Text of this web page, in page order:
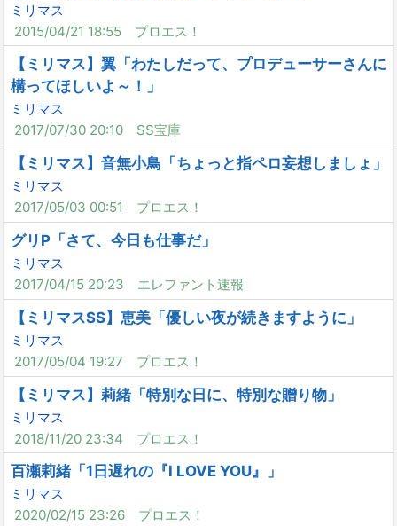
ミリマス
2015/04/21 18:55
プロエス！
【ミリマス】翼「わたしだって、プロデューサーさんに
構ってほしいよ～！」
ミリマス
2017/07/30 20:10
SS宝庫
【ミリマス】音無小鳥「ちょっと指ペロ妄想しましょ」
ミリマス
2017/05/03 00:51
プロエス！
グリP「さて、今日も仕事だ」
ミリマス
2017/04/15 20:23
エレファント速報
【ミリマスSS】恵美「優しい夜が続きますように」
ミリマス
2017/05/04 19:27
プロエス！
【ミリマス】莉緒「特別な日に、特別な贈り物」
ミリマス
2018/11/20 23:34
プロエス！
百瀬莉緒「1日遅れの『I LOVE YOU』」
ミリマス
2020/02/15 23:26
プロエス！